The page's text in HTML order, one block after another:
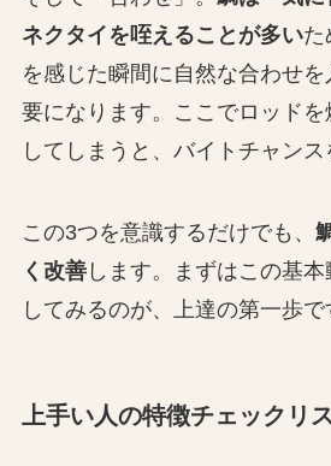
ネクタイを咥えることが多いた
を感じた瞬間に自然な合わせ
要になります。ここでロッドを
してしまうと、バイトチャンス
この3つを意識するだけでも、
く改善します。まずはこの基
してみるのが、上達の第一歩で
上手い人の特徴チェックリ